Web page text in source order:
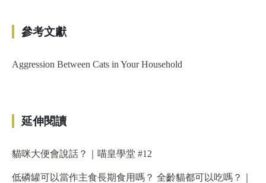
參考文獻
Aggression Between Cats in Your Household
延伸閱讀
貓咪大便會說話？｜喵皇學堂 #12
低磷罐可以當作主食長期食用嗎？ 全齡貓都可以吃嗎？｜